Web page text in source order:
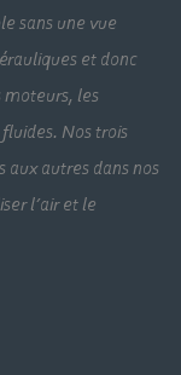
sans une vue
et donc
les
Nos trois
autres dans nos
l’air et le